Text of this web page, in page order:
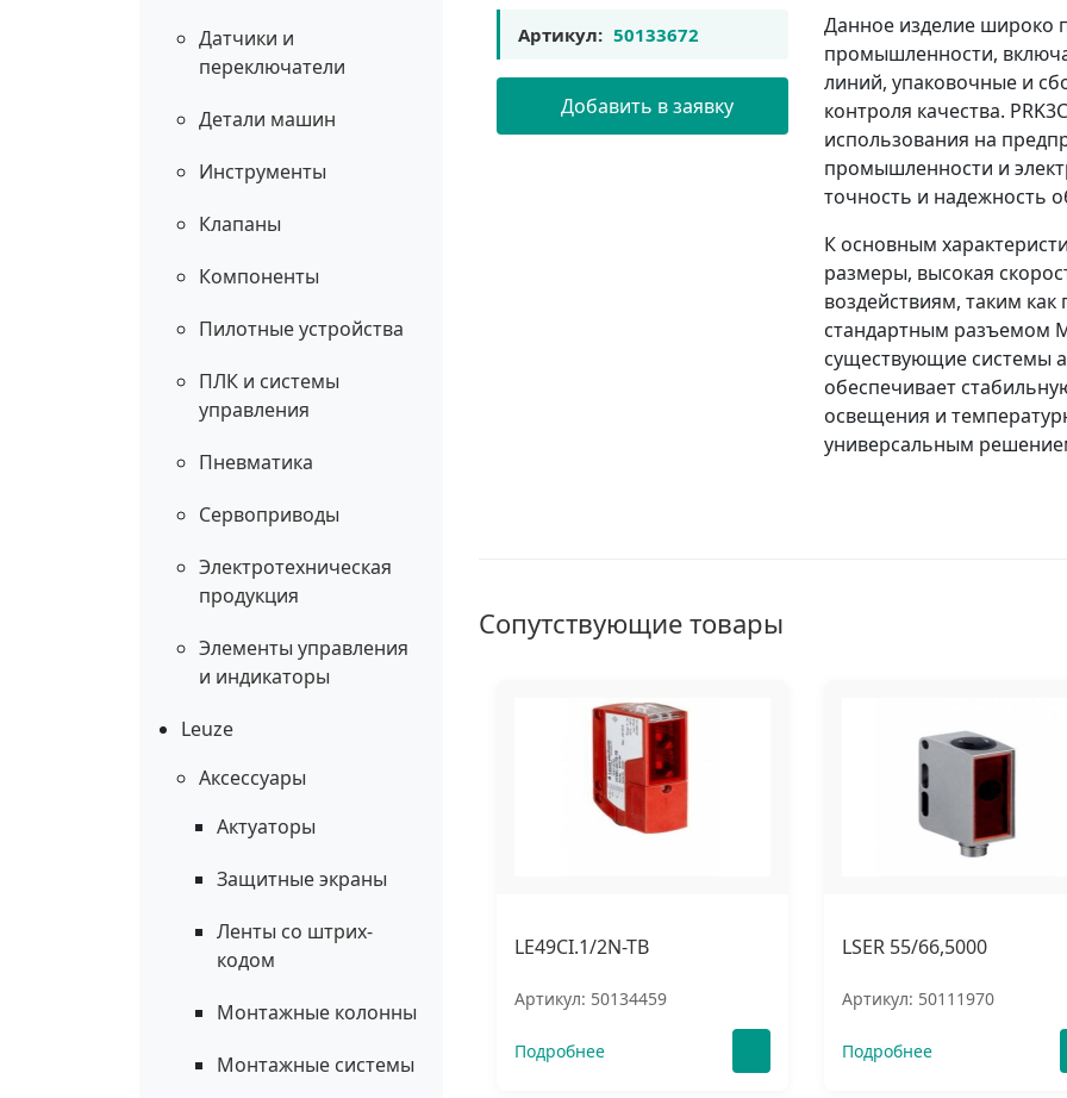
Датчики и
переключатели
Детали машин
Инструменты
Клапаны
Компоненты
Пилотные устройства
ПЛК и системы
управления
Пневматика
Сервоприводы
Электротехническая
продукция
Элементы управления
и индикаторы
Leuze
Аксессуары
Актуаторы
Защитные экраны
Ленты со штрих-
кодом
Монтажные колонны
Монтажные системы
Артикул: 50133672
Добавить в заявку
Данное изделие широко
промышленности,
линий, упаковочные и
контроля качества.
использования на
промышленности и
точность и надежность
К основным
размеры, высокая
воздействиям, таким
стандартным разъемом
существующие системы
обеспечивает
освещения и
универсальным
Сопутствующие товары
LE49CI.1/2N-TB
Артикул: 50134459
Подробнее
LSER 55/66,5000
Артикул: 50111970
Подробнее